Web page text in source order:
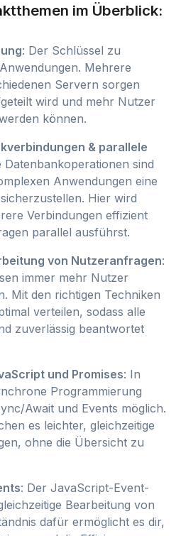
im Überblick:
: Der Schlüssel zu
Mehrere
Servern sorgen
wird und mehr Nutzer
können.
& parallele
Datenbankoperationen sind
Anwendungen eine
Hier wird
Verbindungen effizient
parallel ausführst.
von Nutzeranfragen:
immer mehr Nutzer
Mit den richtigen Techniken
verteilen, sodass alle
zuverlässig beantwortet
und Promises: In
Programmierung
Await und Events möglich.
es leichter, gleichzeitige
ohne die Übersicht zu
: Der JavaScript-Event-
Bearbeitung von
dafür ermöglicht es dir,